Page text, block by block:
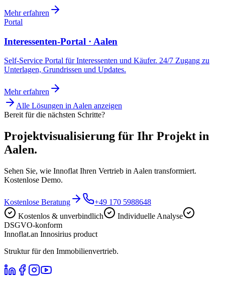
Mehr erfahren
Portal
Interessenten-Portal · Aalen
Self-Service Portal für Interessenten und Käufer. 24/7 Zugang zu
Unterlagen, Grundrissen und Updates.
Mehr erfahren
Alle Lösungen in Aalen anzeigen
Bereit für die nächsten Schritte?
Projektvisualisierung für Ihr Projekt in
Aalen.
Sehen Sie, wie Innoflat Ihren Vertrieb in Aalen transformiert.
Kostenlose Demo.
Kostenlose Beratung
+49 170 5988648
Kostenlos & unverbindlich
Individuelle Analyse
DSGVO-konform
Innoflat.an Innosirius product
Struktur für den Immobilienvertrieb.